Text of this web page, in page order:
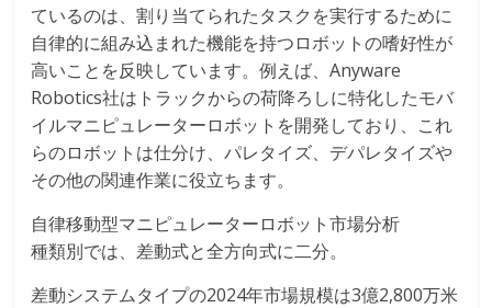
ているのは、割り当てられたタスクを実行するために
自律的に組み込まれた機能を持つロボットの嗜好性が
高いことを反映しています。例えば、Anyware
Robotics社はトラックからの荷降ろしに特化したモバ
イルマニピュレーターロボットを開発しており、これ
らのロボットは仕分け、パレタイズ、デパレタイズや
その他の関連作業に役立ちます。
自律移動型マニピュレーターロボット市場分析
種類別では、差動式と全方向式に二分。
差動システムタイプの2024年市場規模は3億2,800万米